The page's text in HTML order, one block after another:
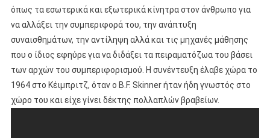
όπως τα εσωτερικά και εξωτερικά κίνητρα στον άνθρωπο για
να αλλάξει την συμπεριφορά του, την ανάπτυξη
συναισθημάτων, την αντίληψη αλλά και τις μηχανές μάθησης
που ο ίδιος εφηύρε για να διδάξει τα πειραματόζωα του βάσει
των αρχών του συμπεριφορισμού. Η συνέντευξη έλαβε χώρα το
1964 στο Κέιμπριτζ, όταν ο B.F. Skinner ήταν ήδη γνωστός στο
χώρο του και είχε γίνει δέκτης πολλαπλών βραβείων.